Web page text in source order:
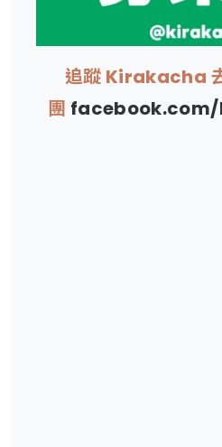
追蹤 Kirakacha
團 facebook.com/